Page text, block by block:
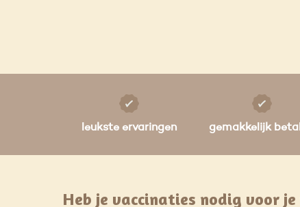
leukste ervaringen gemakkelijk
Heb je vaccinaties nodig voor